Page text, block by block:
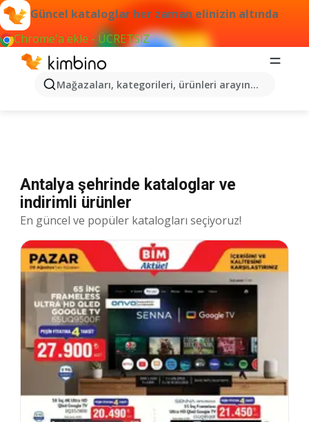
Güncel kataloglar her zaman elinizin altında
Chrome'a ekle - ÜCRETSİZ
Mağazaları, kategorileri, ürünleri arayın...
Katalog Antalya
Antalya şehrinde kataloglar ve
indirimli ürünler
En güncel ve popüler katalogları seçiyoruz!